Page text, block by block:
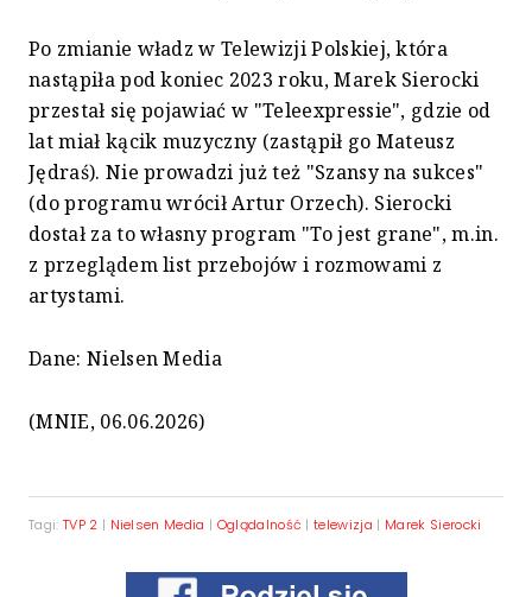
Po zmianie władz w Telewizji Polskiej, która
nastąpiła pod koniec 2023 roku, Marek Sierocki
przestał się pojawiać w "Teleexpressie", gdzie od
lat miał kącik muzyczny (zastąpił go Mateusz
Jędraś). Nie prowadzi już też "Szansy na sukces"
(do programu wrócił Artur Orzech). Sierocki
dostał za to własny program "To jest grane", m.in.
z przeglądem list przebojów i rozmowami z
artystami.
Dane: Nielsen Media
(MNIE, 06.06.2026)
Tagi: TVP 2 | Nielsen Media | Oglądalność |telewizja | Marek Sierocki